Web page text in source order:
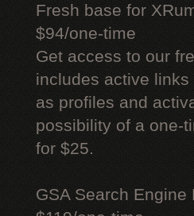
Fresh base for
$94/one-time
Get access to our
includes active
as profiles and
possibility of a one-
for $25.
GSA Search